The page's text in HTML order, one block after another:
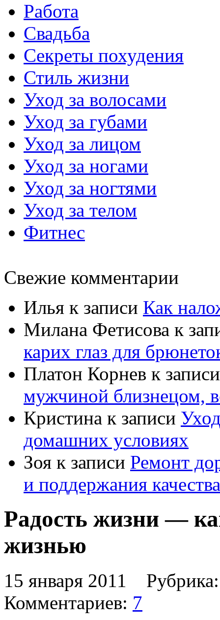
Работа
Свадьба
Секреты похудения
Стиль жизни
Уход за волосами
Уход за губами
Уход за лицом
Уход за ногами
Уход за ногтями
Уход за телом
Фитнес
Свежие комментарии
Илья к записи Как
Милана Фетисова к
карих глаз для
Платон Корнев к
мужчиной близнецом,
Кристина к записи
домашних условиях
Зоя к записи Ремонт
и поддержания качества
Радость жизни —
жизнью
15 января 2011
Комментариев: 7